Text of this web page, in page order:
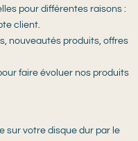
pour différentes raisons :
client.
nouveautés produits, offres
faire évoluer nos produits
sur votre disque dur par le